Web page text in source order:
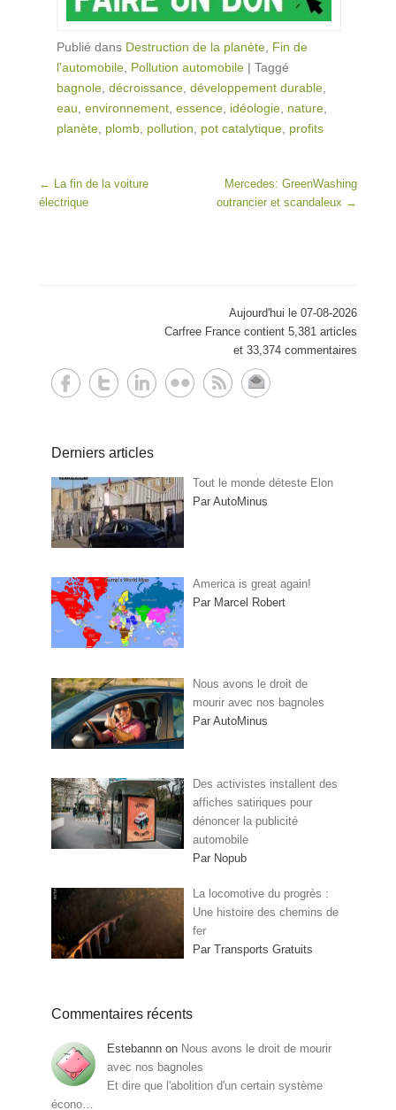
Publié dans Destruction de la planète, Fin de
l'automobile, Pollution automobile | Taggé
bagnole, décroissance, développement durable,
eau, environnement, essence, idéologie, nature,
planète, plomb, pollution, pot catalytique, profits
Post navigation
← La fin de la voiture
électrique
Mercedes: GreenWashing
outrancier et scandaleux →
Aujourd'hui le 07-08-2026
Carfree France contient 5,381 articles
et 33,374 commentaires
Derniers articles
Tout le monde déteste Elon
Par AutoMinus
America is great again!
Par Marcel Robert
Nous avons le droit de
mourir avec nos bagnoles
Par AutoMinus
Des activistes installent des
affiches satiriques pour
dénoncer la publicité
automobile
Par Nopub
La locomotive du progrès :
Une histoire des chemins de
fer
Par Transports Gratuits
Commentaires récents
Estebannn on Nous avons le droit de mourir
avec nos bagnoles
Et dire que l'abolition d'un certain système
écono…